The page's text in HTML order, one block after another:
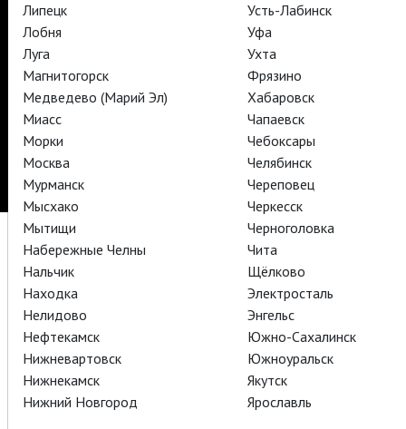
TheatreHD
Подписаться на рассылку
Поддержать
Стать волонтёром
Как организовать показ в вашем городе
Партнёры
Контакты
18+
Липецк
Лобня
Луга
Магнитогорск
Медведево (Марий Эл)
Миасс
Морки
Москва
Мурманск
Мысхако
Мытищи
Набережные Челны
Нальчик
Находка
Нелидово
Нефтекамск
Нижневартовск
Нижнекамск
Нижний Новгород
Усть-Лабинск
Уфа
Ухта
Фрязино
Хабаровск
Чапаевск
Чебоксары
Челябинск
Череповец
Черкесск
Черноголовка
Чита
Щёлково
Электросталь
Энгельс
Южно-Сахалинск
Южноуральск
Якутск
Ярославль